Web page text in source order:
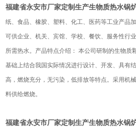
福建省永安市厂家定制生产生物质热水锅
纸、食品、橡胶、塑料、化工、医药等工业产品
可供企业、机关、宾馆、学校、餐饮、服务性行
所需热水。产品特点介绍： 本公司研制的生物质
基础上结合我国实际情况进行设计、开发、具有
高，燃烧充分，无污染，低排放等特点。采用机
料供给
福建省永安市厂家定制生产生物质热水锅